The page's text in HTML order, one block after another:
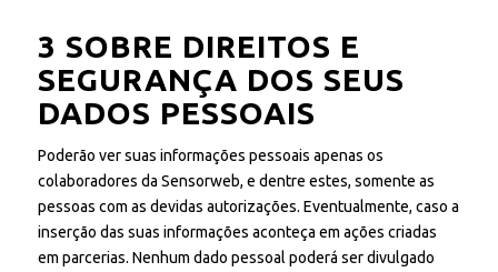
3 SOBRE DIREITOS E
SEGURANÇA DOS SEUS
DADOS PESSOAIS
Poderão ver suas informações pessoais apenas os
colaboradores da Sensorweb, e dentre estes, somente as
pessoas com as devidas autorizações. Eventualmente, caso a
inserção das suas informações aconteça em ações criadas
em parcerias. Nenhum dado pessoal poderá ser divulgado